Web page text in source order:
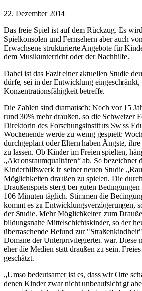
22. Dezember 2014
Das freie Spiel ist auf dem Rückzug. Es
Spielkonsolen und Fernsehern aber auch
Erwachsene strukturierte Angebote für
dem Musikunterricht oder der Nachhilfe.
Dabei ist das Fazit einer aktuellen Studie
dürfe, sei in der Entwicklung
Konzentrationsfähigkeit betreffe.
Die Zahlen sind dramatisch: Noch vor 15
rund 30% mehr draußen, so die Schweizer
Direktorin des Forschungsinstituts Swiss
Wochenende werde zu wenig gespielt:
durchgeplant oder Eltern haben Ängste,
zu lassen. Ob Kinder im Freien spielten,
„Aktionsraumqualitäten“ ab. So bezeichnet
Kinderhilfswerk in seiner neuen Studie
Möglichkeiten draußen zu spielen. Die
Draußenspiels steigt bei guten
106 Minuten täglich. Stimmen die
kommt es zu Entwicklungsverzögerungen,
der Studie. Mehr Möglichkeiten zum
bildungsnahe Mittelschichtskinder, so der
überraschende Befund zur
Domäne der Unterprivilegierten war. Diese
eher die Medien statt draußen zu sein.
geschätzt.
„Umso bedeutsamer ist es, dass wir Orte
denen Kinder zwar nicht unbeaufsichtigt